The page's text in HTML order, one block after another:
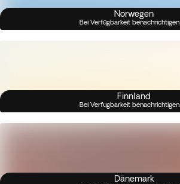
Norwegen
Bei Verfügbarkeit benachrichtigen
Finnland
Bei Verfügbarkeit benachrichtigen
Dänemark